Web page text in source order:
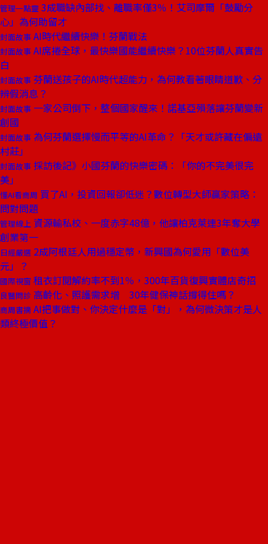
管理一點靈 3成職缺內部找、離職率僅3％！艾司摩爾「鼓勵分
心」為何助留才
封面故事 AI時代繼續快樂！芬蘭戰法
封面故事 AI席捲全球，最快樂國能繼續快樂？10位芬蘭人真實告
白
封面故事 芬蘭送孩子的AI時代超能力，為何教看著眼睛道歉、分
辨假消息？
封面故事 一家公司倒下，整個國家醒來！諾基亞殞落讓芬蘭變新
創國
封面故事 為何芬蘭選擇慢而平等的AI革命？「天才或許藏在偏遠
村莊」
封面故事 採訪後記》小國芬蘭的快樂密碼：「你的不完美很完
美」
懂AI看商周 買了AI，投資回報卻低迷？數位轉型大師贏家策略：
問對問題
管理線上 資源輸私校、一度赤字48億，他讓柏克萊連3年奪大學
創業第一
日經嚴選 2成阿根廷人用過穩定幣，新興國為何愛用「數位美
元」？
國際視窗 租衣訂閱解約率不到1％，300年百貨復興實體店奇招
良醫問診 高齡化、照護需求增 30年健保神話撐得住嗎？
商周書摘 AI把事做對、你決定什麼是「對」，為何微決策才是人
類終極價值？